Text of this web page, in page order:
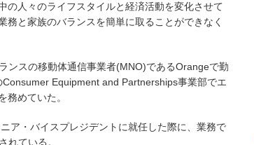
の人々のライフスタイルと経済活動を変化させて
務と家族のバランスを簡単に取ることができなく
ンスの移動体通信事業者(MNO)であるOrangeで勤
Equipment and Partnerships事業部でエ
務めていた。
ア・バイスプレジデントに就任した際に、業務で
れている。